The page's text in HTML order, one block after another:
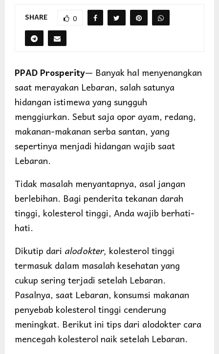
SHARE 0
PPAD Prosperity— Banyak hal menyenangkan
saat merayakan Lebaran, salah satunya
hidangan istimewa yang sungguh
menggiurkan. Sebut saja opor ayam, redang,
makanan-makanan serba santan, yang
sepertinya menjadi hidangan wajib saat
Lebaran.
Tidak masalah menyantapnya, asal jangan
berlebihan. Bagi penderita tekanan darah
tinggi, kolesterol tinggi, Anda wajib berhati-
hati.
Dikutip dari alodokter, kolesterol tinggi
termasuk dalam masalah kesehatan yang
cukup sering terjadi setelah Lebaran.
Pasalnya, saat Lebaran, konsumsi makanan
penyebab kolesterol tinggi cenderung
meningkat. Berikut ini tips dari alodokter cara
mencegah kolesterol naik setelah Lebaran.